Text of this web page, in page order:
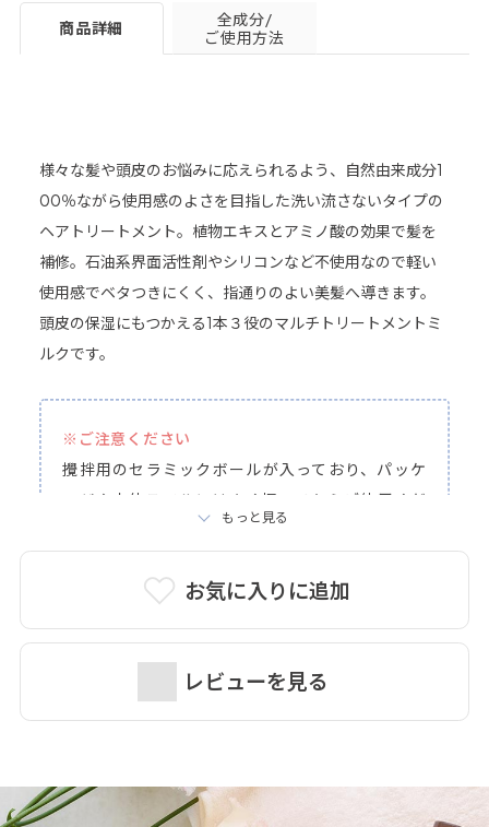
お気に入りに追加
レビューを見る
詳細はこちら＞
商品詳細
全成分/
ご使用方法
様々な髪や頭皮のお悩みに応えられるよう、自然由来成分1
00％ながら使用感のよさを目指した洗い流さないタイプの
ヘアトリートメント。植物エキスとアミノ酸の効果で髪を
補修。石油系界面活性剤やシリコンなど不使用なので軽い
使用感でベタつきにくく、指通りのよい美髪へ導きます。
頭皮の保湿にもつかえる1本３役のマルチトリートメントミ
ルクです。
※ご注意ください
攪拌用のセラミックボールが入っており、パッケ
ージや本体ラベルにはよく振ってからご使用くだ
さいと表記しておりますが、保管環境によっては
もっと見る